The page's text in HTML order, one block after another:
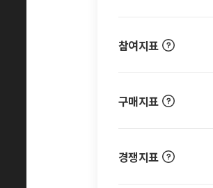
참여지표
구매지표
경쟁지표